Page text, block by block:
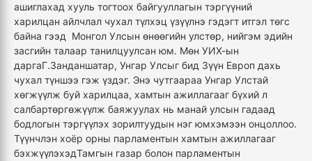
ашиглахад хууль тогтоох байгууллагын тэргүүний
харилцан айлчлал чухал түлхэц үзүүлнэ гэдэгт итгэл төгс
байна гээд Монгол Улсын өнөөгийн улстөр, нийгэм эдийн
засгийн талаар танилцуулсан юм. Мөн УИХ-ын
даргаГ.Занданшатар, Унгар Улсыг бид Зүүн Европ дахь
чухал түншээ гэж үздэг. Энэ чутгаараа Унгар Улстай
хөгжүүлж буй харилцаа, хамтын ажиллагааг бүхий л
салбартөргөжүүлж баяжуулах нь манай улсын гадаад
бодлогын тэргүүлэх зорилтуудын нэг юмхэмээн онцоллоо.
Түүнчлэн хоёр орны парламентын хамтын ажиллагааг
бэхжүүлэхэдТамгын газар болон парламентын